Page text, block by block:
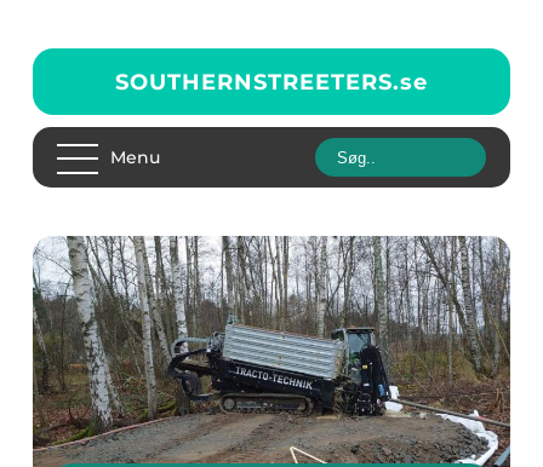
SOUTHERNSTREETERS.se
Menu